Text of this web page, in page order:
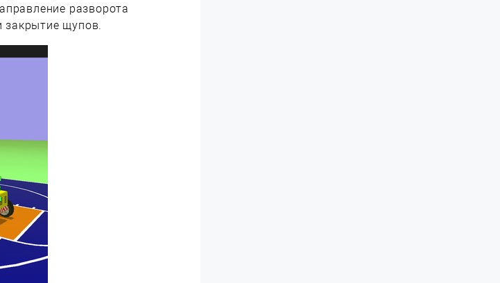
разворота
закрытие щупов.